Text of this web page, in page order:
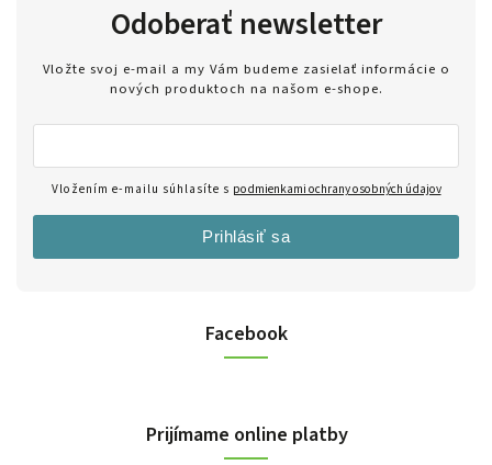
Facebook
Prijímame online platby
Odoberať newsletter
Vložte svoj e-mail a my Vám budeme zasielať informácie o
nových produktoch na našom e-shope.
Vložením e-mailu súhlasíte s podmienkami ochrany osobných údajov
Prihlásiť sa